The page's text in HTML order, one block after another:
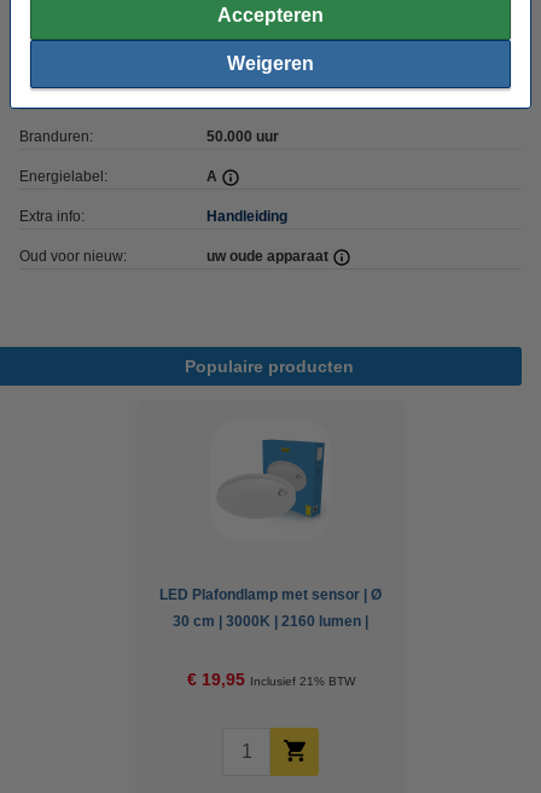
Accepteren
Weigeren
190 x 89 x 227 mm (lxbxh)
IP44
Branduren: 50.000 uur
Energielabel: A
Extra info: Handleiding
Oud voor nieuw: uw oude apparaat
Populaire producten
LED Plafondlamp met sensor | Ø
30 cm | 3000K | 2160 lumen |
€ 19,95 Inclusief 21% BTW